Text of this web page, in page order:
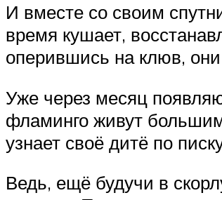
И вместе со своим
время кушает,
оперившись на клюв, они
Уже через месяц
фламинго живут
узнает своё дитё по
Ведь, ещё будучи в